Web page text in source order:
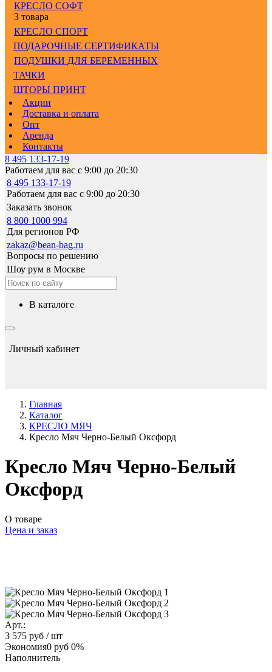
КРЕСЛО СОФТ
3 товара
КРЕСЛО СПОРТ
ПОДАРОЧНЫЕ СЕРТИФИКАТЫ
ПОДУШКИ ДЛЯ БЕРЕМЕННЫХ
ТАЧКИ
ШТОРЫ ПРИНТ
Акции
Доставка и оплата
Опт
Аренда
Контакты
8 495 133-17-19
Работаем для вас с 9:00 до 20:30
8 495 133-17-19
Работаем для вас с 9:00 до 20:30
Заказать звонок
8 800 1000 994
Для регионов РФ
zakaz@bean-bag.ru
Вопросы по решению
Шоу рум в Москве
в каталоге
Личный кабинет
Главная
Каталог
КРЕСЛО МЯЧ
Кресло Мяч Черно-Белый Оксфорд
Кресло Мяч Черно-Белый
Оксфорд
О товаре
Цена и заказ
Арт.:
3 575 руб / шт
Экономия0 руб 0%
Наполнитель